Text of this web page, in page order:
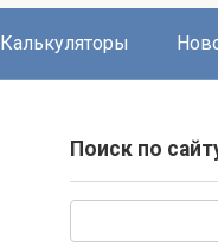
Калькуляторы
Поиск по